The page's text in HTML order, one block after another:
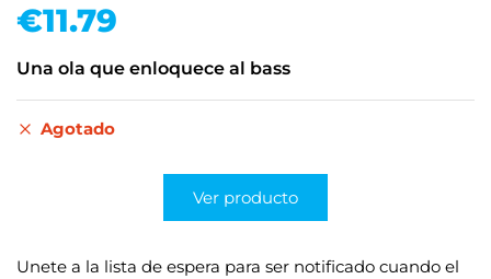
€11.79
Una ola que enloquece al bass
Agotado
Ver producto
Unete a la lista de espera para ser notificado cuando el